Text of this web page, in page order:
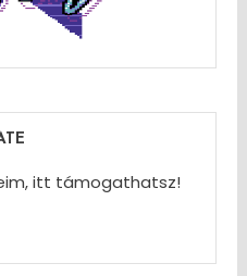
itt támogathatsz!